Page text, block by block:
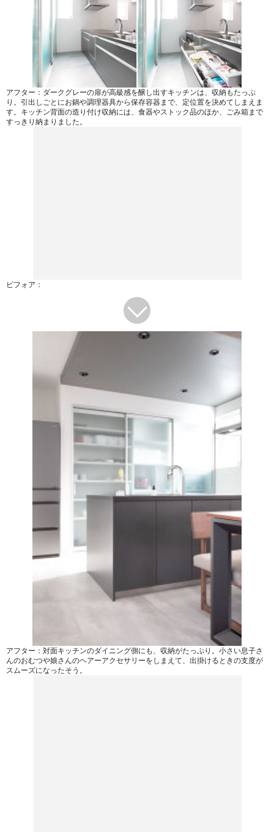
アフター：ダークグレーの扉が高級感を醸し出すキッチンは、収納もたっぷ
り。引出しごとにお鍋や調理器具から保存容器まで、定位置を決めてしまえま
す。キッチン背面の造り付け収納には、食器やストック品のほか、ごみ箱まで
すっきり納まりました。
ビフォア：
アフター：対面キッチンのダイニング側にも、収納がたっぷり。小さい息子さ
んのおむつや娘さんのヘアーアクセサリーをしまえて、出掛けるときの支度が
スムーズになったそう。